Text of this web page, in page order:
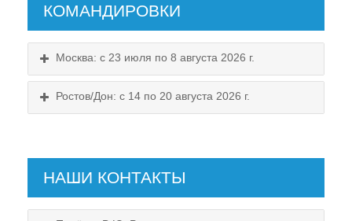
КОМАНДИРОВКИ
Москва: с 23 июля по 8 августа 2026 г.
Ростов/Дон: с 14 по 20 августа 2026 г.
НАШИ КОНТАКТЫ